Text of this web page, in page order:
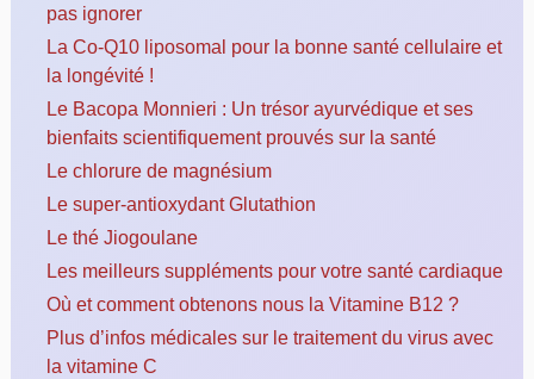
pas ignorer
La Co-Q10 liposomal pour la bonne santé cellulaire et
la longévité !
Le Bacopa Monnieri : Un trésor ayurvédique et ses
bienfaits scientifiquement prouvés sur la santé
Le chlorure de magnésium
Le super-antioxydant Glutathion
Le thé Jiogoulane
Les meilleurs suppléments pour votre santé cardiaque
Où et comment obtenons nous la Vitamine B12 ?
Plus d’infos médicales sur le traitement du virus avec
la vitamine C